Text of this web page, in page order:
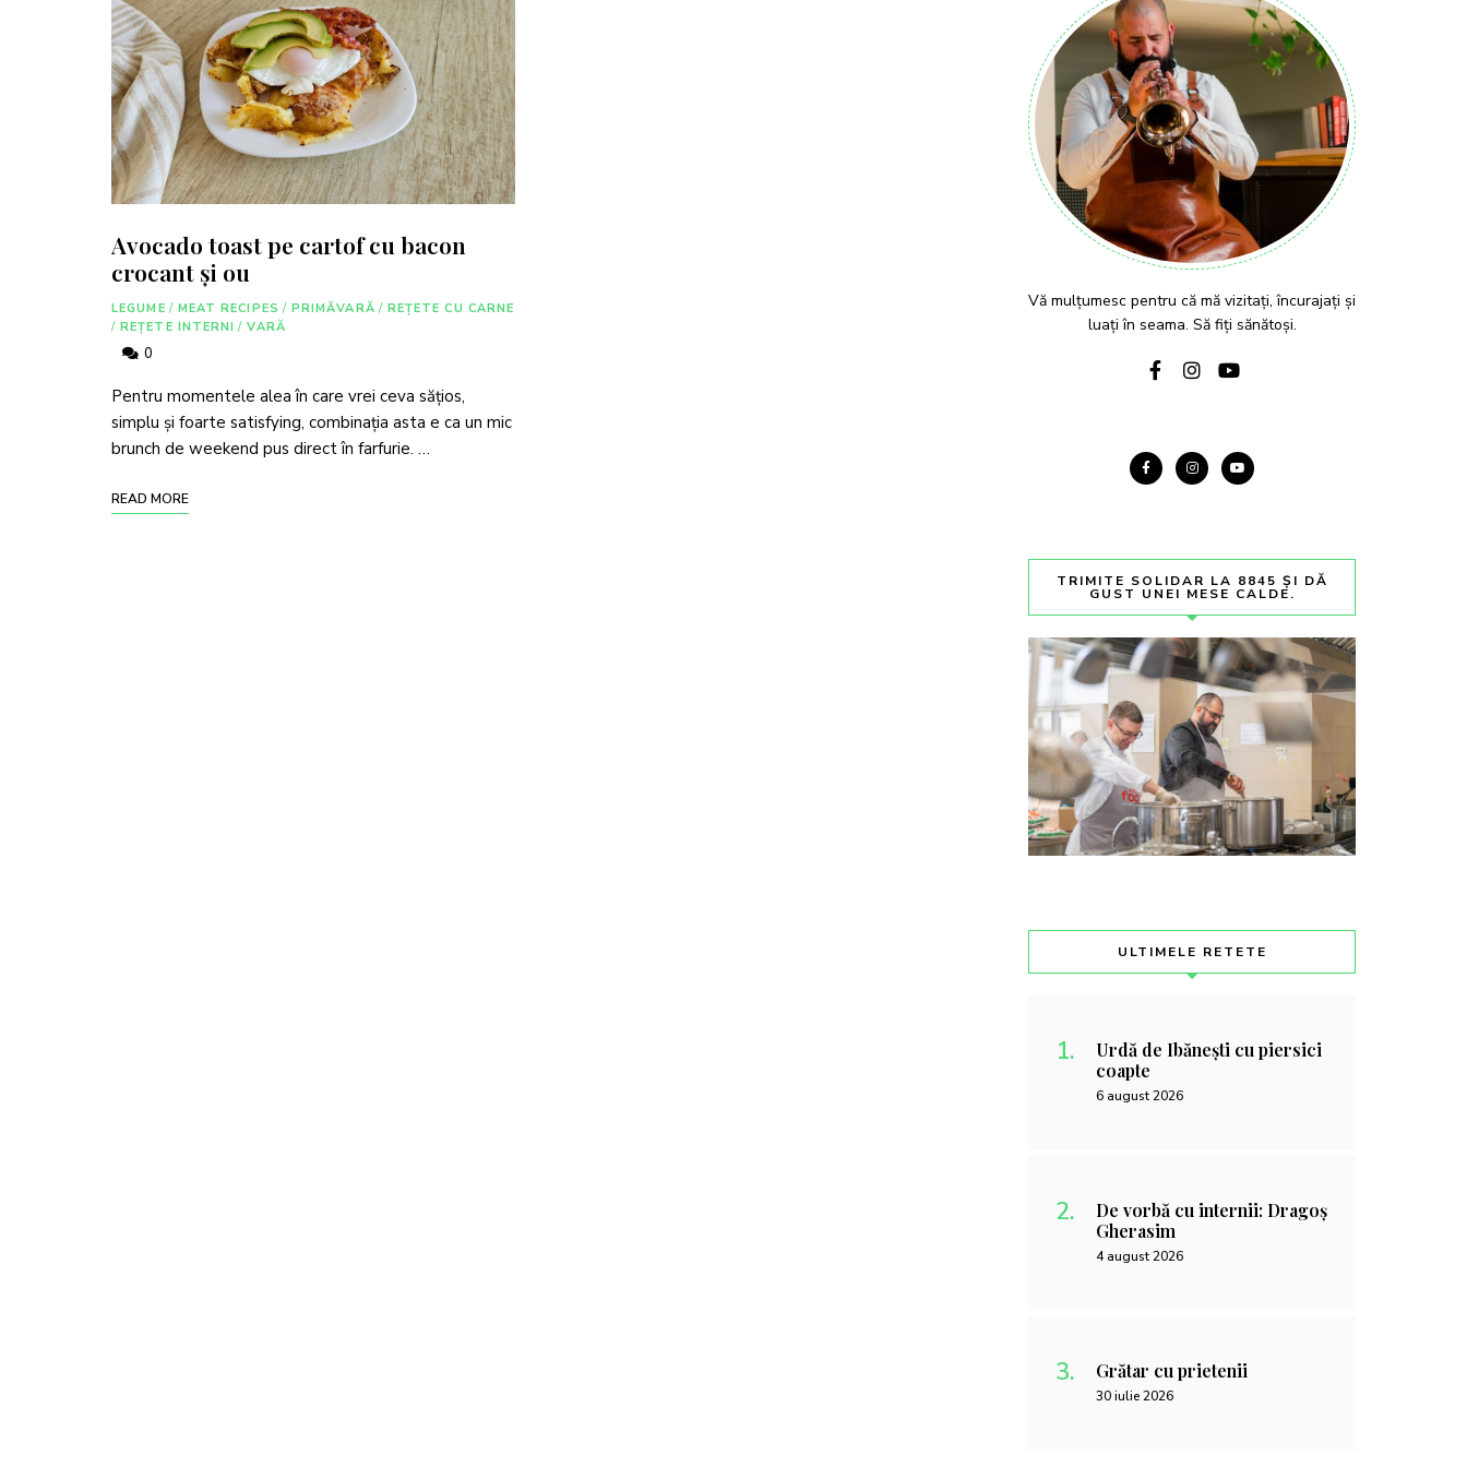
Avocado toast pe cartof cu bacon
crocant și ou
LEGUME / MEAT RECIPES / PRIMĂVARĂ / REȚETE CU CARNE
/ REȚETE INTERNI / VARĂ
0
Pentru momentele alea în care vrei ceva sățios,
simplu și foarte satisfying, combinația asta e ca un mic
brunch de weekend pus direct în farfurie. …
READ MORE
Vă mulțumesc pentru că mă vizitați, încurajați și
luați în seama. Să fiți sănătoși.
TRIMITE SOLIDAR LA 8845 ȘI DĂ
GUST UNEI MESE CALDE.
ULTIMELE RETETE
Urdă de Ibănești cu piersici
coapte
6 august 2026
De vorbă cu internii: Dragoș
Gherasim
4 august 2026
Grătar cu prietenii
30 iulie 2026